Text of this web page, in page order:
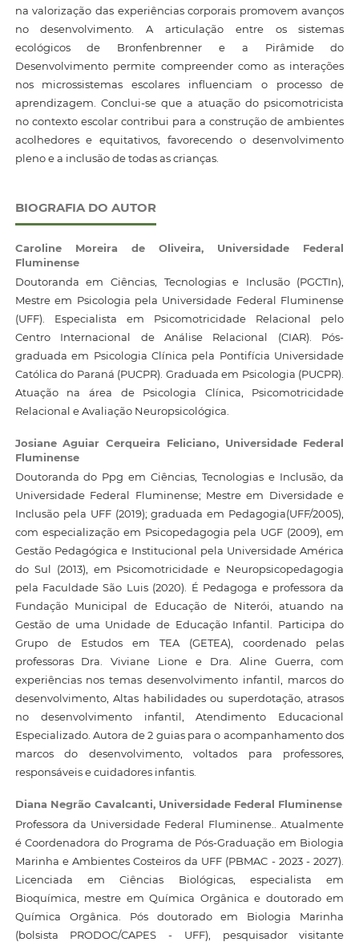
na valorização das experiências corporais promovem avanços
no desenvolvimento. A articulação entre os sistemas
ecológicos de Bronfenbrenner e a Pirâmide do
Desenvolvimento permite compreender como as interações
nos microssistemas escolares influenciam o processo de
aprendizagem. Conclui-se que a atuação do psicomotricista
no contexto escolar contribui para a construção de ambientes
acolhedores e equitativos, favorecendo o desenvolvimento
pleno e a inclusão de todas as crianças.
BIOGRAFIA DO AUTOR
Caroline Moreira de Oliveira, Universidade Federal
Fluminense
Doutoranda em Ciências, Tecnologias e Inclusão (PGCTIn),
Mestre em Psicologia pela Universidade Federal Fluminense
(UFF). Especialista em Psicomotricidade Relacional pelo
Centro Internacional de Análise Relacional (CIAR). Pós-
graduada em Psicologia Clínica pela Pontifícia Universidade
Católica do Paraná (PUCPR). Graduada em Psicologia (PUCPR).
Atuação na área de Psicologia Clínica, Psicomotricidade
Relacional e Avaliação Neuropsicológica.
Josiane Aguiar Cerqueira Feliciano, Universidade Federal
Fluminense
Doutoranda do Ppg em Ciências, Tecnologias e Inclusão, da
Universidade Federal Fluminense; Mestre em Diversidade e
Inclusão pela UFF (2019); graduada em Pedagogia(UFF/2005),
com especialização em Psicopedagogia pela UGF (2009), em
Gestão Pedagógica e Institucional pela Universidade América
do Sul (2013), em Psicomotricidade e Neuropsicopedagogia
pela Faculdade São Luis (2020). É Pedagoga e professora da
Fundação Municipal de Educação de Niterói, atuando na
Gestão de uma Unidade de Educação Infantil. Participa do
Grupo de Estudos em TEA (GETEA), coordenado pelas
professoras Dra. Viviane Lione e Dra. Aline Guerra, com
experiências nos temas desenvolvimento infantil, marcos do
desenvolvimento, Altas habilidades ou superdotação, atrasos
no desenvolvimento infantil, Atendimento Educacional
Especializado. Autora de 2 guias para o acompanhamento dos
marcos do desenvolvimento, voltados para professores,
responsáveis e cuidadores infantis.
Diana Negrão Cavalcanti, Universidade Federal Fluminense
Professora da Universidade Federal Fluminense.. Atualmente
é Coordenadora do Programa de Pós-Graduação em Biologia
Marinha e Ambientes Costeiros da UFF (PBMAC - 2023 - 2027).
Licenciada em Ciências Biológicas, especialista em
Bioquímica, mestre em Química Orgânica e doutorado em
Química Orgânica. Pós doutorado em Biologia Marinha
(bolsista PRODOC/CAPES - UFF), pesquisador visitante